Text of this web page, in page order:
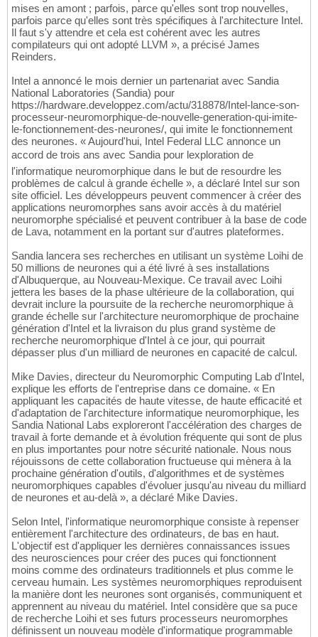
mises en amont ; parfois, parce qu'elles sont trop nouvelles,
parfois parce qu'elles sont très spécifiques à l'architecture Intel.
Il faut s'y attendre et cela est cohérent avec les autres
compilateurs qui ont adopté LLVM », a précisé James
Reinders.
Intel a annoncé le mois dernier un partenariat avec Sandia
National Laboratories (Sandia) pour
https://hardware.developpez.com/actu/318878/Intel-lance-son-
processeur-neuromorphique-de-nouvelle-generation-qui-imite-
le-fonctionnement-des-neurones/, qui imite le fonctionnement
des neurones. « Aujourd'hui, Intel Federal LLC annonce un
accord de trois ans avec Sandia pour lexploration de
l'informatique neuromorphique dans le but de resourdre les
problèmes de calcul à grande échelle », a déclaré Intel sur son
site officiel. Les développeurs peuvent commencer à créer des
applications neuromorphes sans avoir accès à du matériel
neuromorphe spécialisé et peuvent contribuer à la base de code
de Lava, notamment en la portant sur d'autres plateformes.
Sandia lancera ses recherches en utilisant un système Loihi de
50 millions de neurones qui a été livré à ses installations
d'Albuquerque, au Nouveau-Mexique. Ce travail avec Loihi
jettera les bases de la phase ultérieure de la collaboration, qui
devrait inclure la poursuite de la recherche neuromorphique à
grande échelle sur l'architecture neuromorphique de prochaine
génération d'Intel et la livraison du plus grand système de
recherche neuromorphique d'Intel à ce jour, qui pourrait
dépasser plus d'un milliard de neurones en capacité de calcul.
Mike Davies, directeur du Neuromorphic Computing Lab d'Intel,
explique les efforts de l'entreprise dans ce domaine. « En
appliquant les capacités de haute vitesse, de haute efficacité et
d'adaptation de l'architecture informatique neuromorphique, les
Sandia National Labs exploreront l'accélération des charges de
travail à forte demande et à évolution fréquente qui sont de plus
en plus importantes pour notre sécurité nationale. Nous nous
réjouissons de cette collaboration fructueuse qui mènera à la
prochaine génération d'outils, d'algorithmes et de systèmes
neuromorphiques capables d'évoluer jusqu'au niveau du milliard
de neurones et au-delà », a déclaré Mike Davies.
Selon Intel, l'informatique neuromorphique consiste à repenser
entièrement l'architecture des ordinateurs, de bas en haut.
L'objectif est d'appliquer les dernières connaissances issues
des neurosciences pour créer des puces qui fonctionnent
moins comme des ordinateurs traditionnels et plus comme le
cerveau humain. Les systèmes neuromorphiques reproduisent
la manière dont les neurones sont organisés, communiquent et
apprennent au niveau du matériel. Intel considère que sa puce
de recherche Loihi et ses futurs processeurs neuromorphes
définissent un nouveau modèle d'informatique programmable